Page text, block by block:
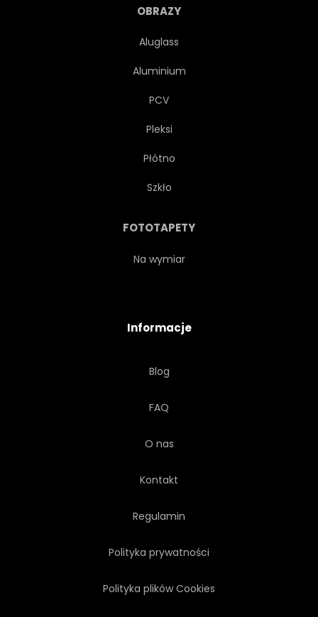
OBRAZY
Aluglass
Aluminium
PCV
Pleksi
Płótno
Szkło
FOTOTAPETY
Na wymiar
Informacje
Blog
FAQ
O nas
Kontakt
Regulamin
Polityka prywatności
Polityka plików Cookies